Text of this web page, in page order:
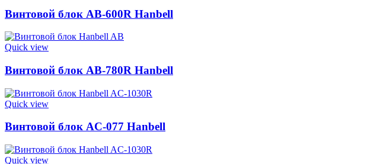
Винтовой блок AB-600R Hanbell
Quick view
Винтовой блок AB-780R Hanbell
Quick view
Винтовой блок AC-077 Hanbell
Quick view